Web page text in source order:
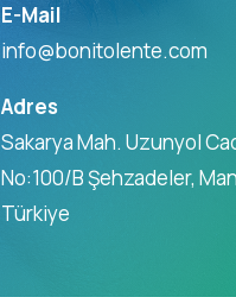
E-Mail
info@bonitolente.com
Adres
Sakarya Mah. Uzunyol
No:100/B Şehzadeler,
Türkiye